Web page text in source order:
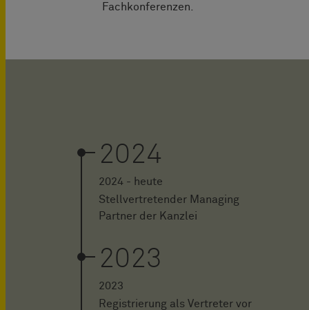
Fachkonferenzen.
2024
2024 - heute
Stellvertretender Managing
Partner der Kanzlei
2023
2023
Registrierung als Vertreter vor